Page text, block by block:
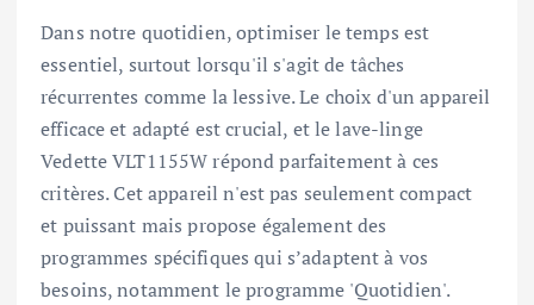
Dans notre quotidien, optimiser le temps est
essentiel, surtout lorsqu'il s'agit de tâches
récurrentes comme la lessive. Le choix d'un appareil
efficace et adapté est crucial, et le lave-linge
Vedette VLT1155W répond parfaitement à ces
critères. Cet appareil n'est pas seulement compact
et puissant mais propose également des
programmes spécifiques qui s’adaptent à vos
besoins, notamment le programme 'Quotidien'.